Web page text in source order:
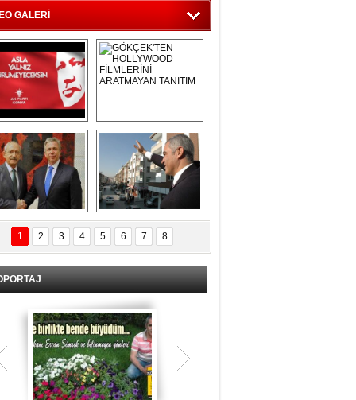
GALERİ
Asla Yalnız
Uzun Adam
GÖKÇEK'TEN
HOLLYWOOD
FİLMLERİNİ
ARATMAYAN
TANITIM
İÇERİ ZÜBÜK!
ERCAN ŞİMŞEK
GÖLBAŞI'NDA
KASIRGA ETKİSİ
YARATTI !
1 2 3 4 5 6 7 8
Teşrik tekbiri nedir? Ne anlama gelir?